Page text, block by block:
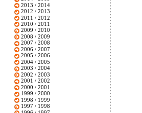
2013 / 2014
2012 / 2013
2011 / 2012
2010 / 2011
2009 / 2010
2008 / 2009
2007 / 2008
2006 / 2007
2005 / 2006
2004 / 2005
2003 / 2004
2002 / 2003
2001 / 2002
2000 / 2001
1999 / 2000
1998 / 1999
1997 / 1998